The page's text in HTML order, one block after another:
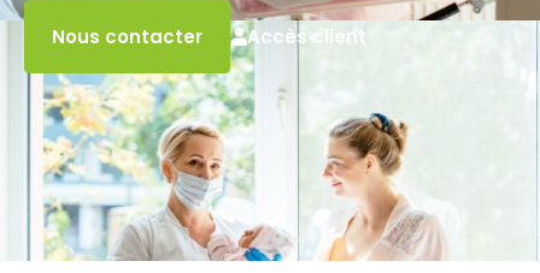
Nous contacter Accès client